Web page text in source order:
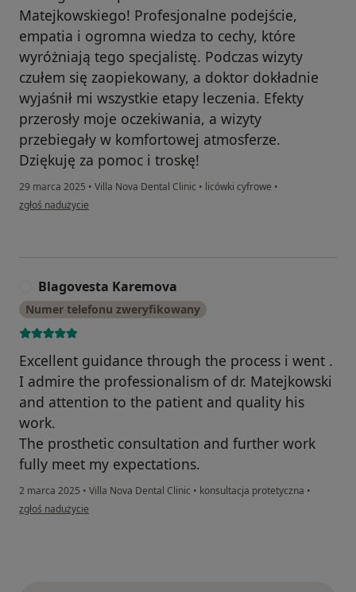
Matejkowskiego! Profesjonalne podejście,
empatia i ogromna wiedza to cechy, które
wyróżniają tego specjalistę. Podczas wizyty
czułem się zaopiekowany, a doktor dokładnie
wyjaśnił mi wszystkie etapy leczenia. Efekty
przerosły moje oczekiwania, a wizyty
przebiegały w komfortowej atmosferze.
Dziękuję za pomoc i troskę!
29 marca 2025 • Villa Nova Dental Clinic • licówki cyfrowe •
w opinii użytkownika Piotr
zgłoś nadużycie
Blagovesta Karemova
Numer telefonu zweryfikowany
Excellent guidance through the process i went .
I admire the professionalism of dr. Matejkowski
and attention to the patient and quality his
work.
The prosthetic consultation and further work
fully meet my expectations.
2 marca 2025 • Villa Nova Dental Clinic • konsultacja protetyczna •
w opinii użytkownika Blagovesta Karemova
zgłoś nadużycie